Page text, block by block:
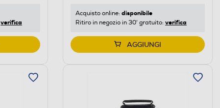
verifica
Acquisto online: disponibile
Ritiro in negozio in 30' gratuito: verifica
AGGIUNGI